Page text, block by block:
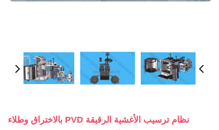
نظام ترسيب الأغشية الرقيقة PVD بالاختراق وطلاء